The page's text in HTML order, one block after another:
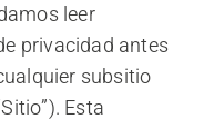
leer
privacidad antes
subsitio
Esta